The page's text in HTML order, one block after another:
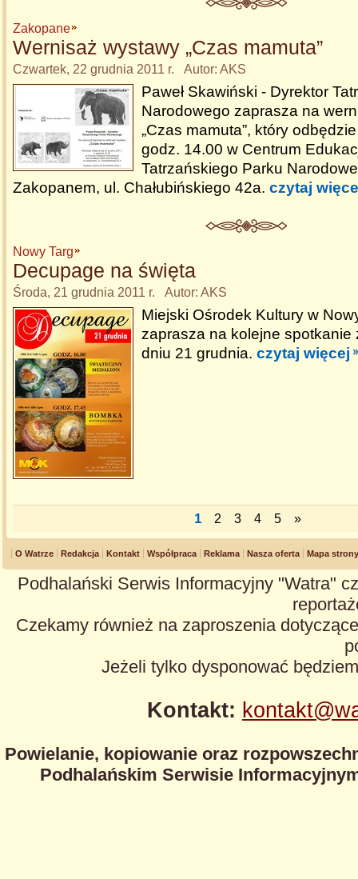
Zakopane
Wernisaż wystawy „Czas mamuta”
Czwartek, 22 grudnia 2011 r. Autor: AKS
Paweł Skawiński - Dyrektor
Narodowego zaprasza na
„Czas mamuta”, który
godz. 14.00 w Centrum
Tatrzańskiego Parku
Zakopanem, ul. Chałubińskiego 42a. czytaj
Nowy Targ
Decupage na święta
Środa, 21 grudnia 2011 r. Autor: AKS
Miejski Ośrodek Kultury w
zaprasza na kolejne spotkanie
dniu 21 grudnia. czytaj więcej
1 2 3 4 5 »
O Watrze Redakcja Kontakt Współpraca Reklama Nasza oferta Mapa strony
Podhalański Serwis Informacyjny "Watra"
Czekamy również na zaproszenia
Jeżeli tylko dysponować
Kontakt:
Powielanie, kopiowanie oraz
Podhalańskim Serwisie